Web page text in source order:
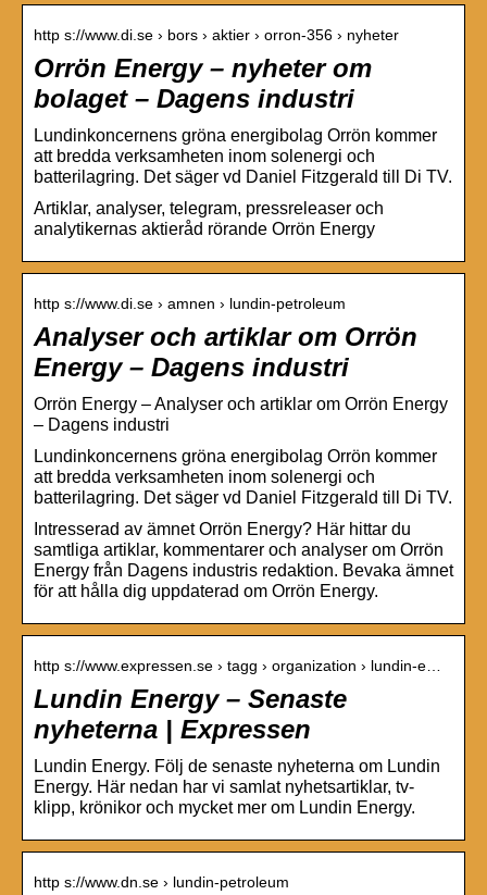
http s://www.di.se › bors › aktier › orron-356 › nyheter
Orrön Energy – nyheter om
bolaget – Dagens industri
Lundinkoncernens gröna energibolag Orrön kommer
att bredda verksamheten inom solenergi och
batterilagring. Det säger vd Daniel Fitzgerald till Di TV.
Artiklar, analyser, telegram, pressreleaser och
analytikernas aktieråd rörande Orrön Energy
http s://www.di.se › amnen › lundin-petroleum
Analyser och artiklar om Orrön
Energy – Dagens industri
Orrön Energy – Analyser och artiklar om Orrön Energy
– Dagens industri
Lundinkoncernens gröna energibolag Orrön kommer
att bredda verksamheten inom solenergi och
batterilagring. Det säger vd Daniel Fitzgerald till Di TV.
Intresserad av ämnet Orrön Energy? Här hittar du
samtliga artiklar, kommentarer och analyser om Orrön
Energy från Dagens industris redaktion. Bevaka ämnet
för att hålla dig uppdaterad om Orrön Energy.
http s://www.expressen.se › tagg › organization › lundin-e…
Lundin Energy – Senaste
nyheterna | Expressen
Lundin Energy. Följ de senaste nyheterna om Lundin
Energy. Här nedan har vi samlat nyhetsartiklar, tv-
klipp, krönikor och mycket mer om Lundin Energy.
http s://www.dn.se › lundin-petroleum